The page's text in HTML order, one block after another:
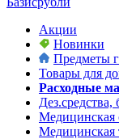
Акции
Новинки
Предметы
Товары для
Расходные
Дез.средства,
Медицинская
Медицинская